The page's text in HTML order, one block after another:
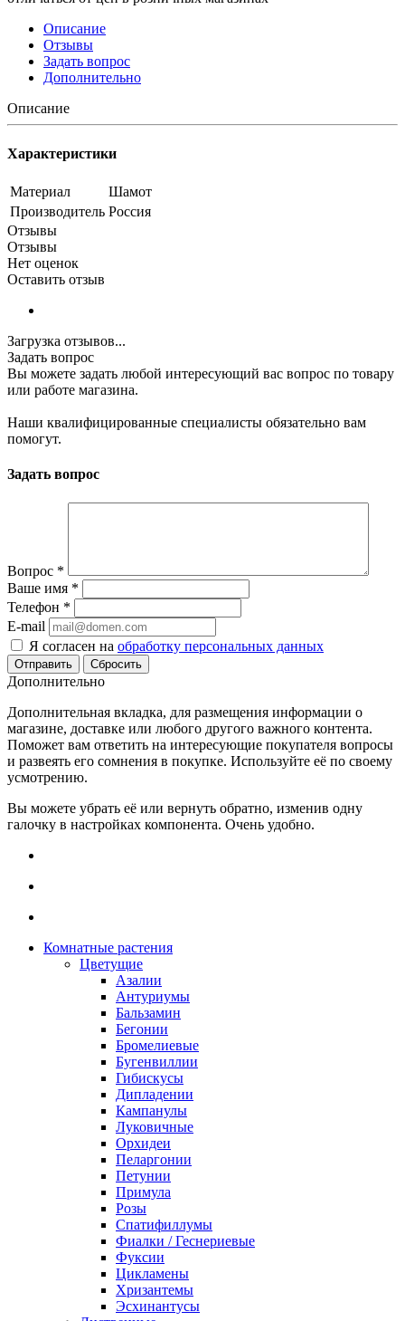
Описание
Отзывы
Задать вопрос
Дополнительно
Описание
Характеристики
Материал
Шамот
Производитель Россия
Отзывы
Отзывы
Нет оценок
Оставить отзыв
Загрузка отзывов...
Задать вопрос
Вы можете задать любой интересующий вас вопрос по товару
или работе магазина.
Наши квалифицированные специалисты обязательно вам
помогут.
Задать вопрос
Вопрос *
Ваше имя *
Телефон *
E-mail
Я согласен на обработку персональных данных
Сбросить
Дополнительно
Дополнительная вкладка, для размещения информации о
магазине, доставке или любого другого важного контента.
Поможет вам ответить на интересующие покупателя вопросы
и развеять его сомнения в покупке. Используйте её по своему
усмотрению.
Вы можете убрать её или вернуть обратно, изменив одну
галочку в настройках компонента. Очень удобно.
Комнатные растения
Цветущие
Азалии
Антуриумы
Бальзамин
Бегонии
Бромелиевые
Бугенвиллии
Гибискусы
Дипладении
Кампанулы
Луковичные
Орхидеи
Пеларгонии
Петунии
Примула
Розы
Спатифиллумы
Фиалки / Геснериевые
Фуксии
Цикламены
Хризантемы
Эсхинантусы